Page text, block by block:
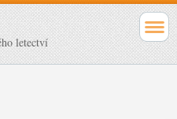
letectví